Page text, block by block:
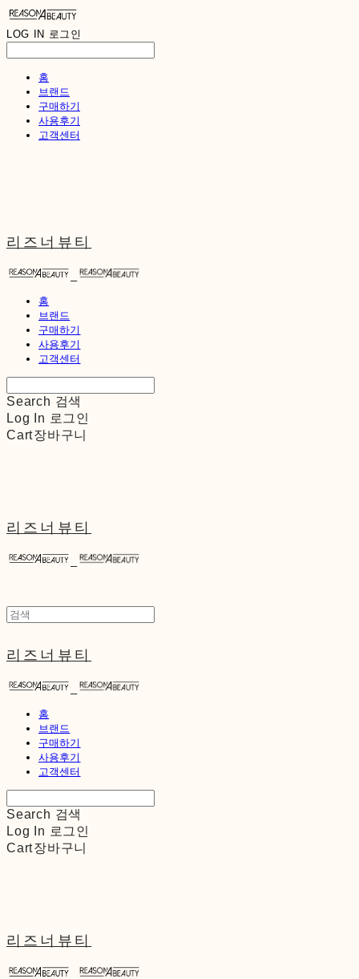
LOG IN 로그인
홈
브랜드
구매하기
사용후기
고객센터
리즈너뷰티
홈
브랜드
구매하기
사용후기
고객센터
Search 검색
Log In 로그인
Cart장바구니
리즈너뷰티
리즈너뷰티
홈
브랜드
구매하기
사용후기
고객센터
Search 검색
Log In 로그인
Cart장바구니
리즈너뷰티